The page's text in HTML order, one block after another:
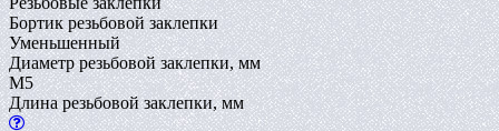
Бортик резьбовой заклепки
Уменьшенный
Диаметр резьбовой заклепки, мм
M5
Длина резьбовой заклепки, мм